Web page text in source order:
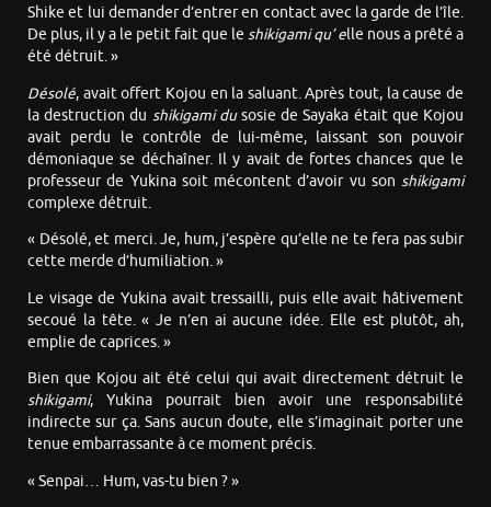
Shike et lui demander d’entrer en contact avec la garde de l’île.
De plus, il y a le petit fait que le shikigami qu’ elle nous a prêté a
été détruit. »
Désolé, avait offert Kojou en la saluant. Après tout, la cause de
la destruction du shikigami dusosie de Sayaka était que Kojou
avait perdu le contrôle de lui-même, laissant son pouvoir
démoniaque se déchaîner. Il y avait de fortes chances que le
professeur de Yukina soit mécontent d’avoir vu son shikigami
complexe détruit.
« Désolé, et merci. Je, hum, j’espère qu’elle ne te fera pas subir
cette merde d’humiliation. »
Le visage de Yukina avait tressailli, puis elle avait hâtivement
secoué la tête. « Je n’en ai aucune idée. Elle est plutôt, ah,
emplie de caprices. »
Bien que Kojou ait été celui qui avait directement détruit le
shikigami, Yukina pourrait bien avoir une responsabilité
indirecte sur ça. Sans aucun doute, elle s’imaginait porter une
tenue embarrassante à ce moment précis.
« Senpai… Hum, vas-tu bien ? »